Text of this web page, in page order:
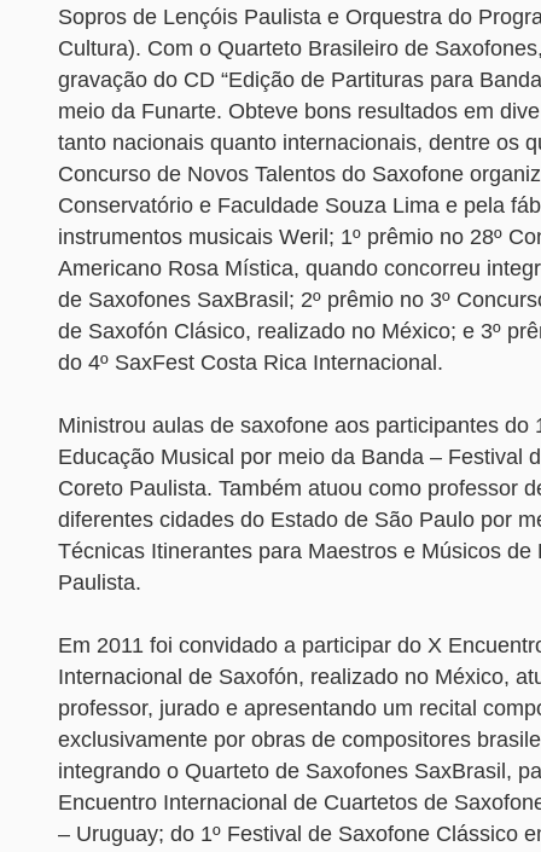
Sopros de Lençóis Paulista e Orquestra do
Cultura). Com o Quarteto Brasileiro de
gravação do CD “Edição de Partituras para
meio da Funarte. Obteve bons resultados em
tanto nacionais quanto internacionais, dentre os
Concurso de Novos Talentos do Saxofone
Conservatório e Faculdade Souza Lima e pela
instrumentos musicais Weril; 1º prêmio no 28º
Americano Rosa Mística, quando concorreu
de Saxofones SaxBrasil; 2º prêmio no 3º
de Saxofón Clásico, realizado no México; e 3º
do 4º SaxFest Costa Rica Internacional.
Ministrou aulas de saxofone aos participantes do
Educação Musical por meio da Banda – Festival
Coreto Paulista. Também atuou como professor
diferentes cidades do Estado de São Paulo por
Técnicas Itinerantes para Maestros e Músicos de
Paulista.
Em 2011 foi convidado a participar do X
Internacional de Saxofón, realizado no México,
professor, jurado e apresentando um recital
exclusivamente por obras de compositores
integrando o Quarteto de Saxofones SaxBrasil,
Encuentro Internacional de Cuartetos de
– Uruguay; do 1º Festival de Saxofone Clássico